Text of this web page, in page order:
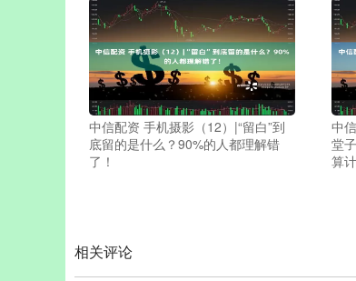
中信配资 手机摄影（12）|“留白”到
底留的是什么？90%的人都理解错
了！
中
堂
算
相关评论